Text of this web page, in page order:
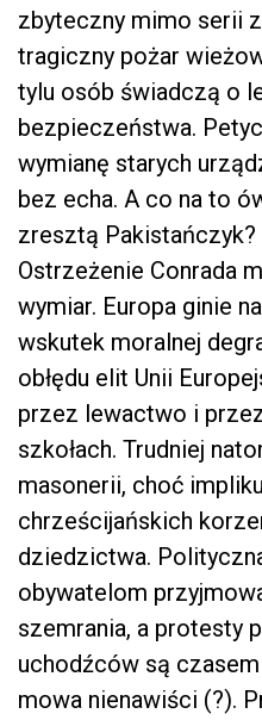
zbyteczny mimo serii
tragiczny pożar
tylu osób świadczą o
bezpieczeństwa.
wymianę starych
bez echa. A co na to
zresztą Pakistańczyk?
Ostrzeżenie Conrada
wymiar. Europa ginie
wskutek moralnej
obłędu elit Unii
przez lewactwo i
szkołach. Trudniej
masonerii, choć
chrześcijańskich
dziedzictwa.
obywatelom
szemrania, a protesty
uchodźców są
mowa nienawiści (?).